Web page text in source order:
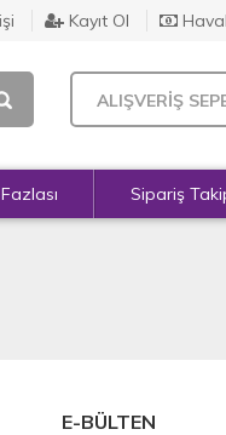
Kayıt Ol
ALIŞVERİŞ
Sipariş
E-BÜLTEN